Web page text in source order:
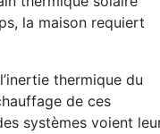
la maison requiert
thermique du
de ces
systèmes voient